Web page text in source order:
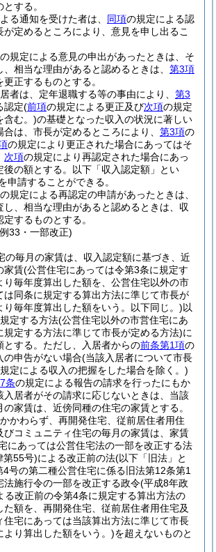
する。
る通知を受けた者は、 同項の規定による認
が定めるところにより、意見を申し出るこ
の規定による意見の申出があったときは、そ
相当な理由があると認めるときは、 第3項
正するものとする。
者は、定年退職する等の事由により、 第3
認定(前項の規定による更正及び次項の規定
含む。)の基礎となった収入の状況に著しい
は、市長が定めるところにより、 第3項の
の規定により更正された場合にあってはそ
次項の規定により再認定された場合にあっ
後の額とする。以下「収入認定額」とい
申請することができる。
の規定による再認定の申請があったときは、
し、相当な理由があると認めるときは、収
するものとする。
33・一部改正)
の毎月の家賃は、収入認定額に基づき、近
家賃(公営住宅にあっては令第3条に規定す
り毎年度算出した額を、公営住宅以外の市
は同条に規定する算出方法に準じて市長が
り毎年度算出した額をいう。以下同じ。)以
定する方法(公営住宅以外の市営住宅にあ
規定する方法に準じて市長が定める方法)に
する。 ただし、入居者からの前条第1項の
の申告がない場合(当該入居者について市長
定による収入の把握をした場合を除く。)
条の規定による報告の請求を行ったにもか
入居者がその請求に応じないときは、当該
家賃は、近傍同種の住宅の家賃とする。
かわらず、再開発住宅、従前居住者用住
びコミュニティ住宅の毎月の家賃は、家賃
にあっては公営住宅法の一部を改正する法
第55号)による改正前の法(以下「旧法」と
4号の第二種公営住宅に係る旧法第12条第1
法施行令の一部を改正する政令(平成8年政
る改正前の令第4条に規定する算出方法の
た額を、再開発住宅、従前居住者用住宅及
住宅にあっては当該算出方法に準じて市長
より算出した額をいう。)を超えないものと